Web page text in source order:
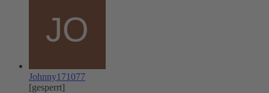
Johnny171077
[gesperrt]